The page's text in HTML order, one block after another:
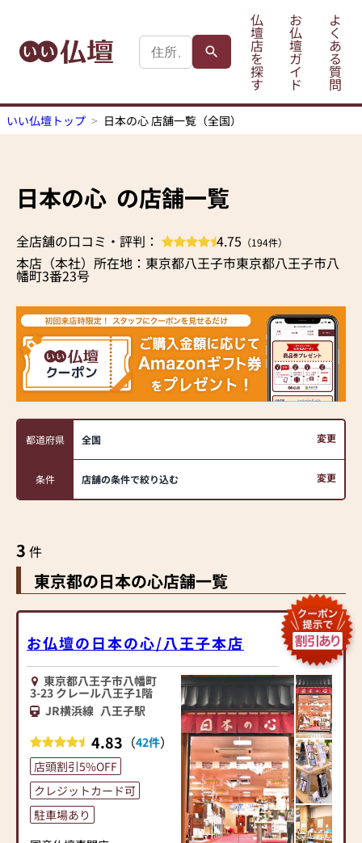
仏
壇
店
を
探
す
お
仏
壇
ガ
イ
ド
よ
く
あ
る
質
問
いい仏壇トップ 日本の心 店舗一覧（全国）
日本の心 の店舗一覧
全店舗の口コミ・評判： 4.75 （194件）
本店（本社）所在地：東京都八王子市東京都八王子市八
幡町3番23号
都道府県 全国 変更
条件 店舗の条件で絞り込む 変更
3 件
東京都の日本の心店舗一覧
お仏壇の日本の心/八王子本店
東京都八王子市八幡町
3-23 クレール八王子1階
JR横浜線 八王子駅
4.83 （42件）
店頭割引5%OFF
クレジットカード可
駐車場あり